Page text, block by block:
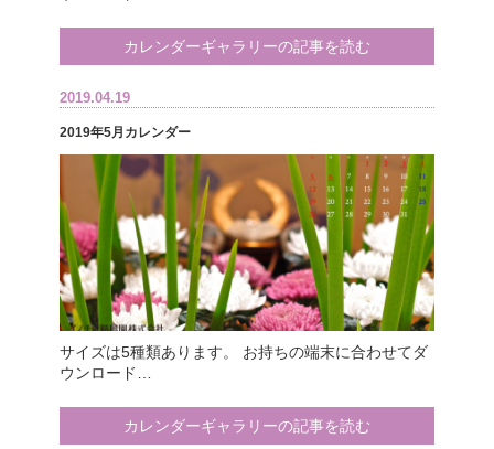
カレンダーギャラリーの記事を読む
2019.04.19
2019年5月カレンダー
サイズは5種類あります。 お持ちの端末に合わせてダ
ウンロード…
カレンダーギャラリーの記事を読む